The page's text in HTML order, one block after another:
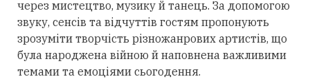
через мистецтво, музику й танець. За допомогою
звуку, сенсів та відчуттів гостям пропонують
зрозуміти творчість різножанрових артистів, що
була народжена війною й наповнена важливими
темами та емоціями сьогодення.